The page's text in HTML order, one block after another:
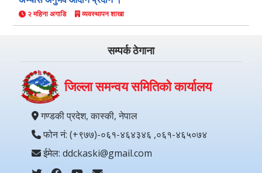
२ महिना अगाडि व्यवस्थापन शाखा
सम्पर्क ठेगाना
जिल्ला समन्वय समितिको कार्यालय
गण्डकी प्रदेश, कास्की, नेपाल
फोन नं: (+९७७)-०६१-४६४३४६ ,०६१-४६५०७४
ईमेल: ddckaski@gmail.com